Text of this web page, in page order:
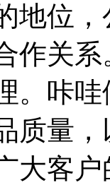
地位
作关
。咔
质量
大客